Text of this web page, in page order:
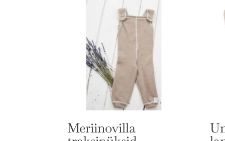
Meriinovilla